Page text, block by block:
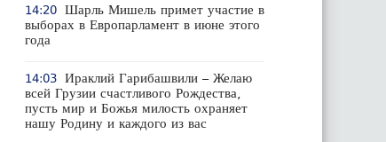
14:20 Шарль Мишель примет участие в
выборах в Европарламент в июне этого
года
14:03 Ираклий Гарибашвили – Желаю
всей Грузии счастливого Рождества,
пусть мир и Божья милость охраняет
нашу Родину и каждого из вас